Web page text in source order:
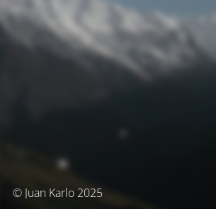
© Juan Karlo 2025